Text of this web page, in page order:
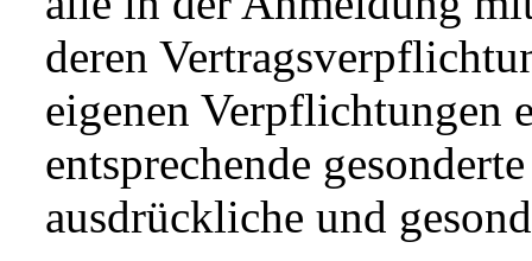
deren
eigenen Verpflichtungen
entsprechende
ausdrückliche und